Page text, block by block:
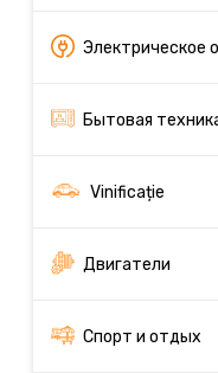
Электрическое
Бытовая
Vinificație
Двигатели
Спорт и отдых